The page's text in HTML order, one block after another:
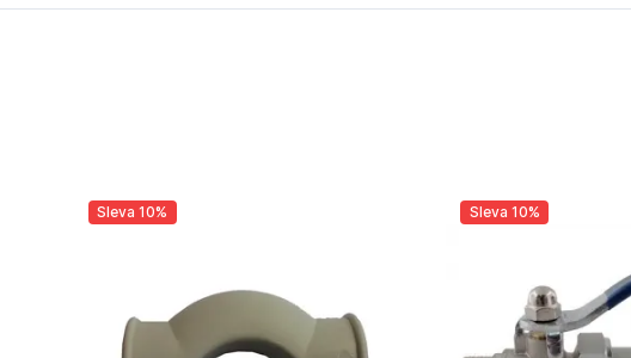
Sleva 10% Sleva 10%